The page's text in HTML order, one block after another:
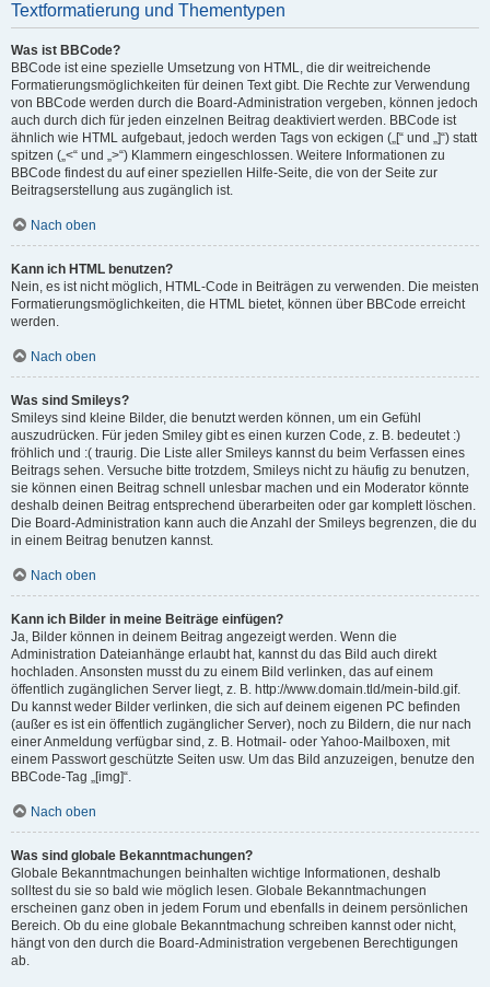
Textformatierung und Thementypen
Was ist BBCode?
BBCode ist eine spezielle Umsetzung von HTML, die dir weitreichende
Formatierungsmöglichkeiten für deinen Text gibt. Die Rechte zur Verwendung
von BBCode werden durch die Board-Administration vergeben, können jedoch
auch durch dich für jeden einzelnen Beitrag deaktiviert werden. BBCode ist
ähnlich wie HTML aufgebaut, jedoch werden Tags von eckigen („[“ und „]“) statt
spitzen („<“ und „>“) Klammern eingeschlossen. Weitere Informationen zu
BBCode findest du auf einer speziellen Hilfe-Seite, die von der Seite zur
Beitragserstellung aus zugänglich ist.
Nach oben
Kann ich HTML benutzen?
Nein, es ist nicht möglich, HTML-Code in Beiträgen zu verwenden. Die meisten
Formatierungsmöglichkeiten, die HTML bietet, können über BBCode erreicht
werden.
Nach oben
Was sind Smileys?
Smileys sind kleine Bilder, die benutzt werden können, um ein Gefühl
auszudrücken. Für jeden Smiley gibt es einen kurzen Code, z. B. bedeutet :)
fröhlich und :( traurig. Die Liste aller Smileys kannst du beim Verfassen eines
Beitrags sehen. Versuche bitte trotzdem, Smileys nicht zu häufig zu benutzen,
sie können einen Beitrag schnell unlesbar machen und ein Moderator könnte
deshalb deinen Beitrag entsprechend überarbeiten oder gar komplett löschen.
Die Board-Administration kann auch die Anzahl der Smileys begrenzen, die du
in einem Beitrag benutzen kannst.
Nach oben
Kann ich Bilder in meine Beiträge einfügen?
Ja, Bilder können in deinem Beitrag angezeigt werden. Wenn die
Administration Dateianhänge erlaubt hat, kannst du das Bild auch direkt
hochladen. Ansonsten musst du zu einem Bild verlinken, das auf einem
öffentlich zugänglichen Server liegt, z. B. http://www.domain.tld/mein-bild.gif.
Du kannst weder Bilder verlinken, die sich auf deinem eigenen PC befinden
(außer es ist ein öffentlich zugänglicher Server), noch zu Bildern, die nur nach
einer Anmeldung verfügbar sind, z. B. Hotmail- oder Yahoo-Mailboxen, mit
einem Passwort geschützte Seiten usw. Um das Bild anzuzeigen, benutze den
BBCode-Tag „[img]“.
Nach oben
Was sind globale Bekanntmachungen?
Globale Bekanntmachungen beinhalten wichtige Informationen, deshalb
solltest du sie so bald wie möglich lesen. Globale Bekanntmachungen
erscheinen ganz oben in jedem Forum und ebenfalls in deinem persönlichen
Bereich. Ob du eine globale Bekanntmachung schreiben kannst oder nicht,
hängt von den durch die Board-Administration vergebenen Berechtigungen
ab.